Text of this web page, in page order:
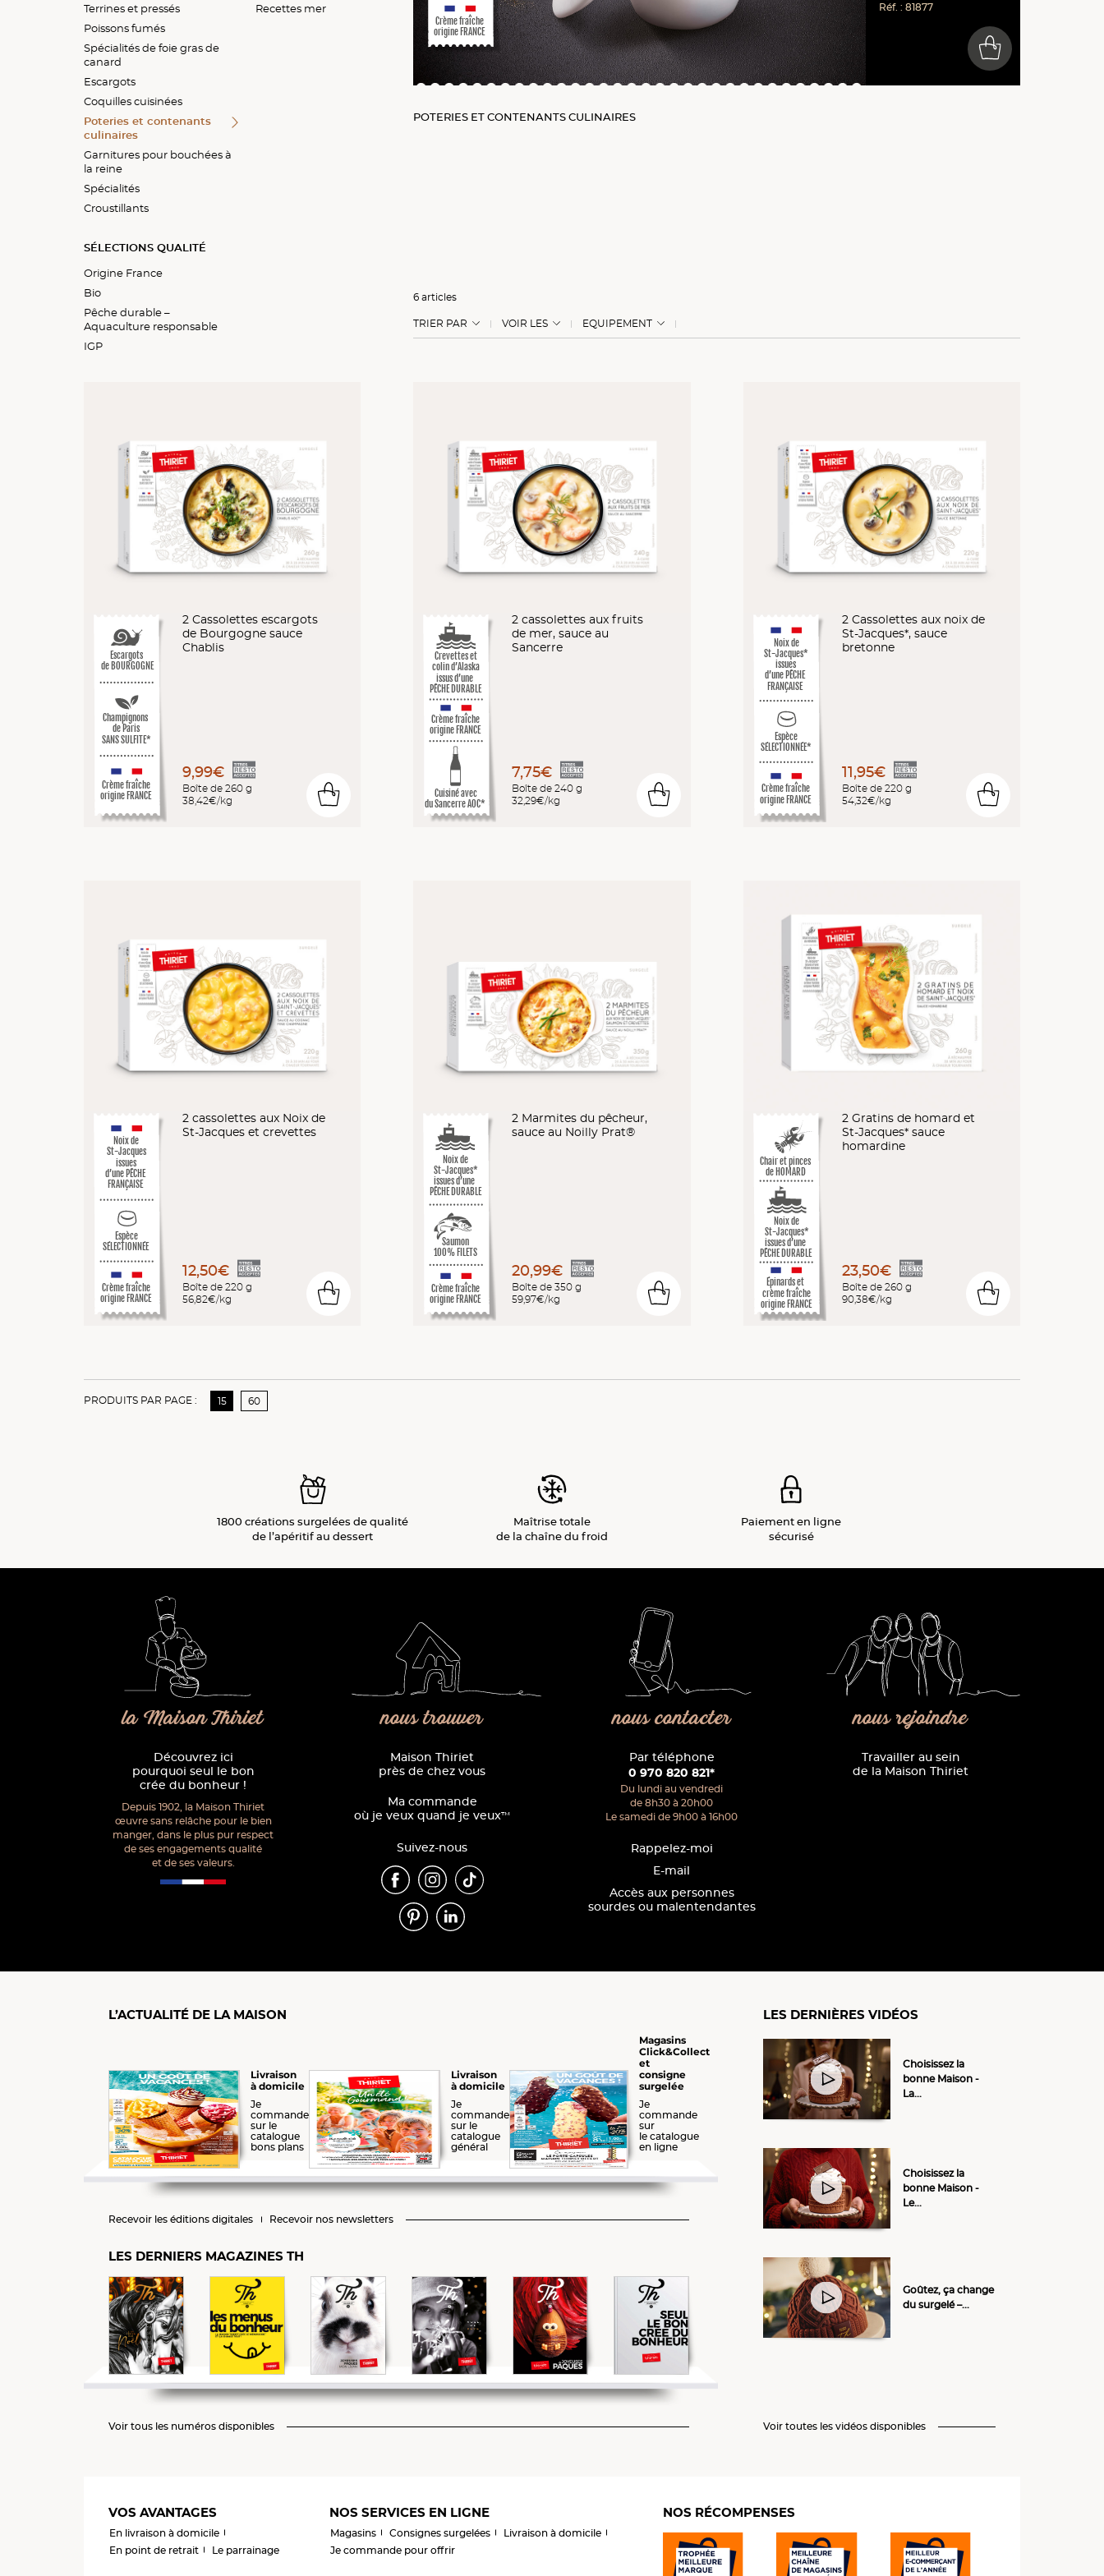
Terrines et pressés
Poissons fumés
Spécialités de foie gras de
canard
Escargots
Coquilles cuisinées
Poteries et contenants
culinaires
Garnitures pour bouchées à
la reine
Spécialités
Croustillants
SÉLECTIONS QUALITÉ
Origine France
Bio
Pêche durable –
Aquaculture responsable
IGP
Truite fumée
Foies gras cuits
Calibre belle grosseur
Coquilles de fruits de mer
Recettes mer
Recettes mer
Quenelles et soufflés
Crème fraîche
origine FRANCE
Réf. : 81877
0
POTERIES ET CONTENANTS CULINAIRES
6 articles
TRIER PAR VOIR LES EQUIPEMENT
Crème fraîche
origine FRANCE
Champignons
de Paris
SANS SULFITE*
Escargots
de BOURGOGNE
2 Cassolettes escargots
de Bourgogne sauce
Chablis
9,99€
Boîte de 260 g
38,42€/kg
0
Crème fraîche
origine FRANCE
Crevettes et
colin d’Alaska
issus d’une
PÊCHE DURABLE
Cuisiné avec
du Sancerre AOC*
2 cassolettes aux fruits
de mer, sauce au
Sancerre
7,75€
Boîte de 240 g
32,29€/kg
0 Crème fraîche
origine FRANCE
Espèce
SÉLECTIONNÉE*
Noix de
St-Jacques*
issues
d’une PÊCHE
FRANÇAISE
2 Cassolettes aux noix de
St-Jacques*, sauce
bretonne
11,95€
Boîte de 220 g
54,32€/kg
0
Crème fraîche
origine FRANCE
Espèce
SÉLECTIONNÉE
Noix de
St-Jacques
issues
d’une PÊCHE
FRANÇAISE
2 cassolettes aux Noix de
St-Jacques et crevettes
12,50€
Boîte de 220 g
56,82€/kg
0 Crème fraîche
origine FRANCE
Noix de
St-Jacques*
issues d’une
PÊCHE DURABLE
Saumon
100% FILETS
2 Marmites du pêcheur,
sauce au Noilly Prat®
20,99€
Boîte de 350 g
59,97€/kg
0
Chair et pinces
de HOMARD
Noix de
St-Jacques*
issues d’une
PÊCHE DURABLE
Épinards et
crème fraîche
origine FRANCE
2 Gratins de homard et
St-Jacques* sauce
homardine
23,50€
Boîte de 260 g
90,38€/kg
0
PRODUITS PAR PAGE : 15 60
1800 créations surgelées de qualité
de l’apéritifau dessert
Maîtrise totale
de la chaîne du froid
Paiementen ligne
sécurisé
la Maison Thiriet
Découvrez ici
pourquoi seul le bon
crée du bonheur !
Depuis 1902, la Maison Thiriet
œuvre sans relâche pour le bien
manger, dans le plus pur respect
de ses engagements qualité
et de ses valeurs.
nous trouver
Maison Thiriet
près de chez vous
Ma commande
où je veux quand je veux™
Suivez-nous
nous contacter
Par téléphone
0 970 820 821*
Du lundi au vendredi
de 8h30 à 20h00
Le samedi de 9h00 à 16h00
Rappelez-moi
E-mail
Accès aux personnes
sourdes ou malentendantes
nous rejoindre
Travailler au sein
de la Maison Thiriet
L’ACTUALITÉ DE LA MAISON
Livraison
à domicile
Je
commande
sur le
catalogue
bons plans
Livraison
à domicile
Je
commande
sur le
catalogue
général
Magasins
Click&Collect
et
consigne
surgelée
Je
commande
sur
le catalogue
en ligne
Recevoir les éditions digitales Recevoir nos newsletters
LES DERNIERS MAGAZINES TH
Voir tous les numéros disponibles
LES DERNIÈRES VIDÉOS
Choisissez la
bonne Maison -
La...
Choisissez la
bonne Maison -
Le...
Goûtez, ça change
du surgelé –...
Voir toutes les vidéos disponibles
VOS AVANTAGES
En livraison à domicile
En point de retrait
Le parrainage
NOS SERVICES EN LIGNE
Magasins Consignes surgelées
Livraison à domicile
Je commande pour offrir
NOS RÉCOMPENSES